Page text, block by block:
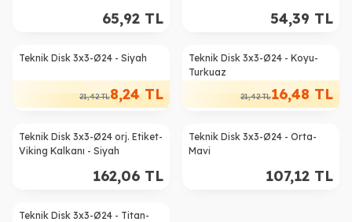
65,92 TL 54,39 TL
%62
Teknik Disk 3x3-Ø24 - Siyah
21,42TL8,24 TL
%23
Teknik Disk 3x3-Ø24 - Koyu-
Turkuaz
21,42TL16,48 TL
Teknik Disk 3x3-Ø24 orj. Etiket-
Viking Kalkanı - Siyah
162,06 TL
Teknik Disk 3x3-Ø24 - Orta-
Mavi
107,12 TL
Teknik Disk 3x3-Ø24 - Titan-